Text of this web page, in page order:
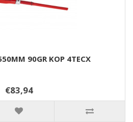
90GR KOP 4TECX
€83,94